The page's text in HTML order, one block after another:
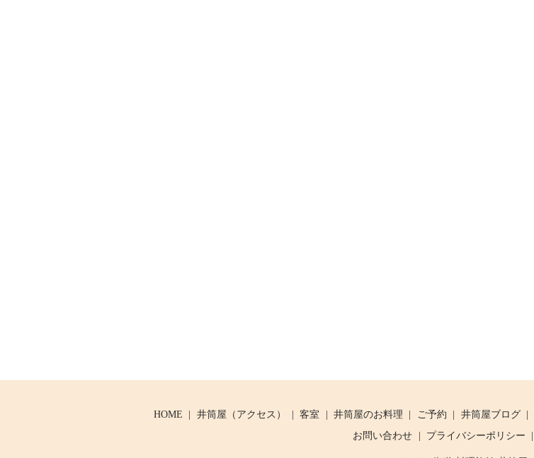
HOME 井筒屋（アクセス） 客室 井筒屋のお料理 ご予約 井筒屋ブログ
お問い合わせ
プライバシーポリシー